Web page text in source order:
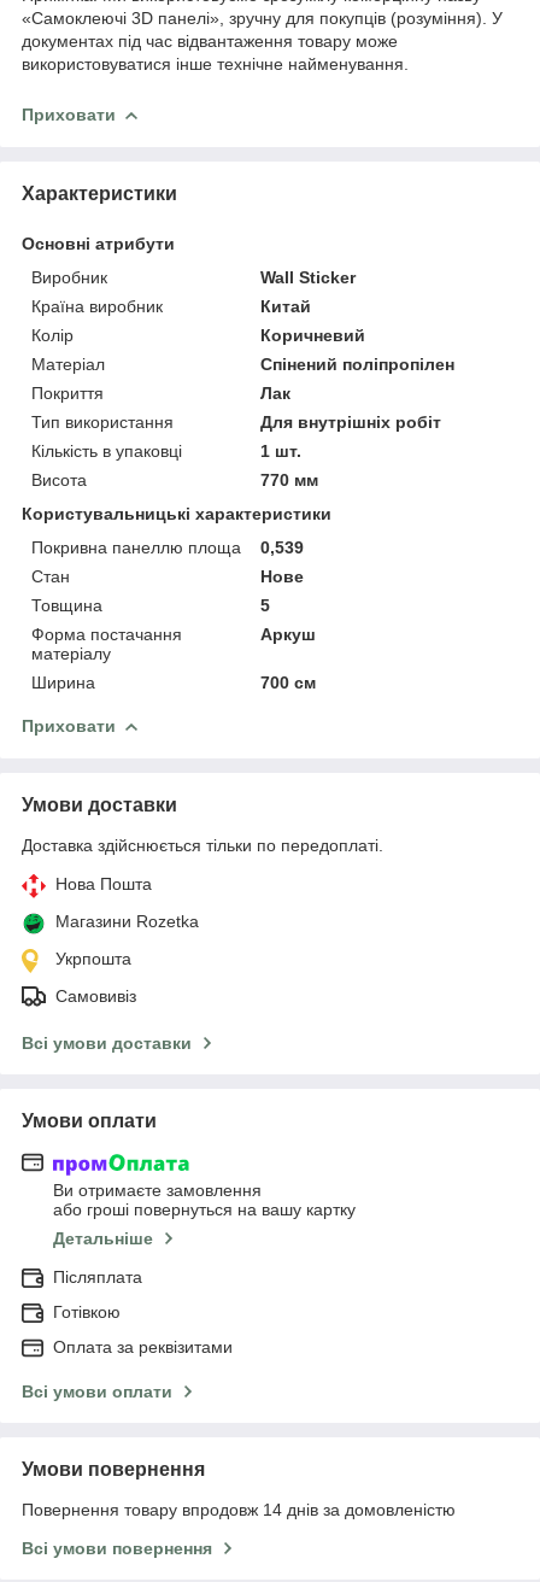
«Самоклеючі 3D панелі», зручну для покупців (розуміння). У
документах під час відвантаження товару може
використовуватися інше технічне найменування.
Приховати
Характеристики
Основні атрибути
Виробник
Wall Sticker
Країна виробник
Китай
Колір
Коричневий
Матеріал
Спінений поліпропілен
Покриття
Лак
Тип використання
Для внутрішніх робіт
Кількість в упаковці
1 шт.
Висота
770 мм
Користувальницькі характеристики
Покривна панеллю площа
0,539
Стан
Нове
Товщина
5
Форма постачання
матеріалу
Аркуш
Ширина 700 см
Приховати
Умови доставки
Доставка здійснюється тільки по передоплаті.
Нова Пошта
Магазини Rozetka
Укрпошта
Самовивіз
Всі умови доставки
Умови оплати
Ви отримаєте замовлення
або гроші повернуться на вашу картку
Детальніше
Післяплата
Готівкою
Оплата за реквізитами
Всі умови оплати
Умови повернення
Повернення товару впродовж 14 днів за домовленістю
Всі умови повернення